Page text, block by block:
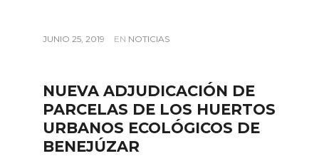
JUNIO 25, 2019 EN NOTICIAS
NUEVA ADJUDICACIÓN DE
PARCELAS DE LOS HUERTOS
URBANOS ECOLÓGICOS DE
BENEJÚZAR